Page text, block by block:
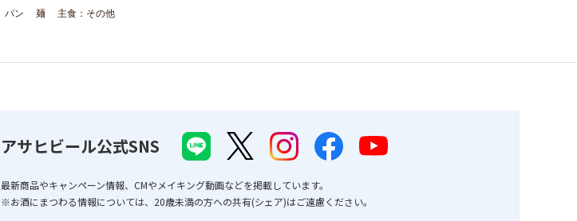
パン 麺 主食：その他
アサヒビール公式SNS
最新商品やキャンペーン情報、CMやメイキング動画などを掲載しています。
※お酒にまつわる情報については、20歳未満の方への共有(シェア)はご遠慮ください。